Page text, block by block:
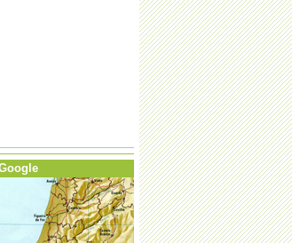
às Costas, Sapatilhas no Pé”